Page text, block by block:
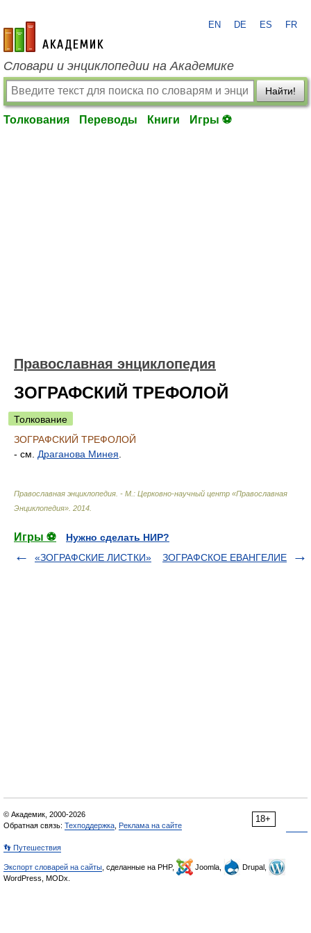
academic.ru
EN DE ES FR
Словари и энциклопедии на Академике
Найти!
Толкования Переводы Книги Игры ⚽
Православная энциклопедия
ЗОГРАФСКИЙ ТРЕФОЛОЙ
Толкование
ЗОГРАФСКИЙ ТРЕФОЛОЙ
- см. Драганова Минея
Православная энциклопедия. - М.: Церковно-научный центр «Православная
Энциклопедия» 2014
Игры ⚽
Нужно сделать НИР?
«ЗОГРАФСКИЕ ЛИСТКИ»
ЗОГРАФСКОЕ ЕВАНГЕЛИЕ
18+
© Академик, 2000-2026
Обратная связь: Техподдержка Реклама на сайте
👣 Путешествия
Экспорт словарей на сайты , сделанные на PHP, Joomla,
Drupal,
WordPress, MODx.